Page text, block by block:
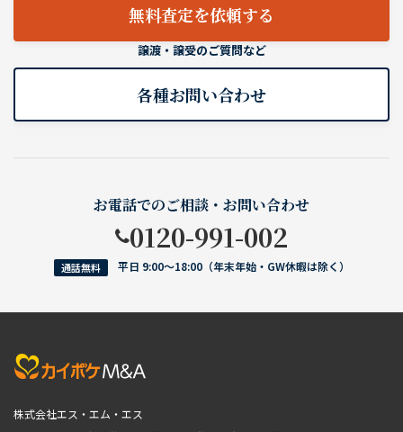
無料査定を依頼する
譲渡・譲受のご質問など
各種お問い合わせ
お電話でのご相談・お問い合わせ
0120-991-002
通話無料 平日 9:00〜18:00（年末年始・GW休暇は除く）
株式会社エス・エム・エス